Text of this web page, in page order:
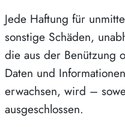
Jede Haftung für
sonstige Schäden,
die aus der Benützung
Daten und
erwachsen, wird –
ausgeschlossen.